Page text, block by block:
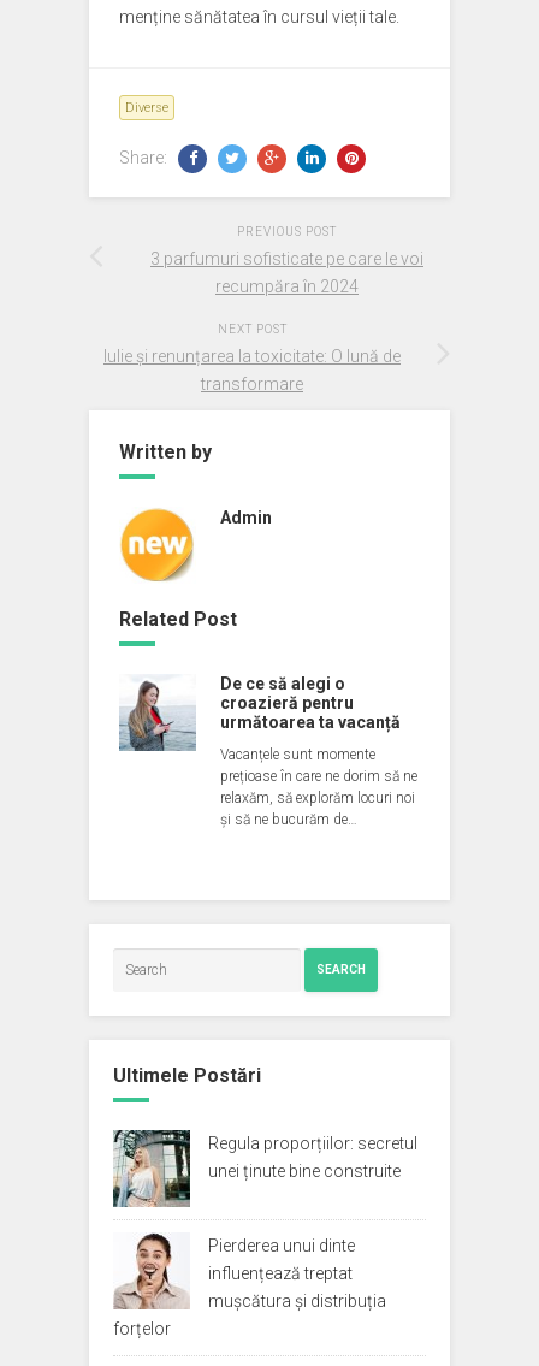
menține sănătatea în cursul vieții tale.
Diverse
Share:
PREVIOUS POST
3 parfumuri sofisticate pe care le voi
recumpăra în 2024
NEXT POST
Iulie și renunțarea la toxicitate: O lună de
transformare
Written by
Admin
Related Post
De ce să alegi o
croazieră pentru
următoarea ta vacanță
Vacanțele sunt momente
prețioase în care ne dorim să ne
relaxăm, să explorăm locuri noi
și să ne bucurăm de…
SEARCH
Ultimele Postări
Regula proporțiilor: secretul
unei ținute bine construite
Pierderea unui dinte
influențează treptat
mușcătura și distribuția
forțelor